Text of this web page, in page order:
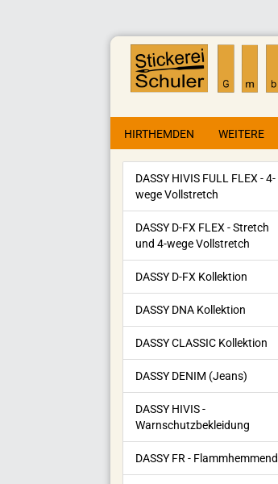
HIRTHEMDEN WEITERE
DASSY HIVIS FULL FLEX - 4-
wege Vollstretch
DASSY D-FX FLEX - Stretch
und 4-wege Vollstretch
DASSY D-FX Kollektion
DASSY DNA Kollektion
DASSY CLASSIC Kollektion
DASSY DENIM (Jeans)
DASSY HIVIS -
Warnschutzbekleidung
DASSY FR - Flammhemmend